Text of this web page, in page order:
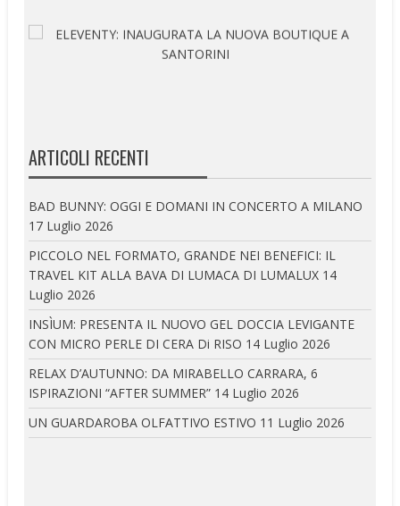
ARTICOLI RECENTI
BAD BUNNY: OGGI E DOMANI IN CONCERTO A MILANO
17 Luglio 2026
PICCOLO NEL FORMATO, GRANDE NEI BENEFICI: IL
TRAVEL KIT ALLA BAVA DI LUMACA DI LUMALUX 14
Luglio 2026
INSÌUM: PRESENTA IL NUOVO GEL DOCCIA LEVIGANTE
CON MICRO PERLE DI CERA Di RISO 14 Luglio 2026
RELAX D’AUTUNNO: DA MIRABELLO CARRARA, 6
ISPIRAZIONI “AFTER SUMMER” 14 Luglio 2026
UN GUARDAROBA OLFATTIVO ESTIVO 11 Luglio 2026